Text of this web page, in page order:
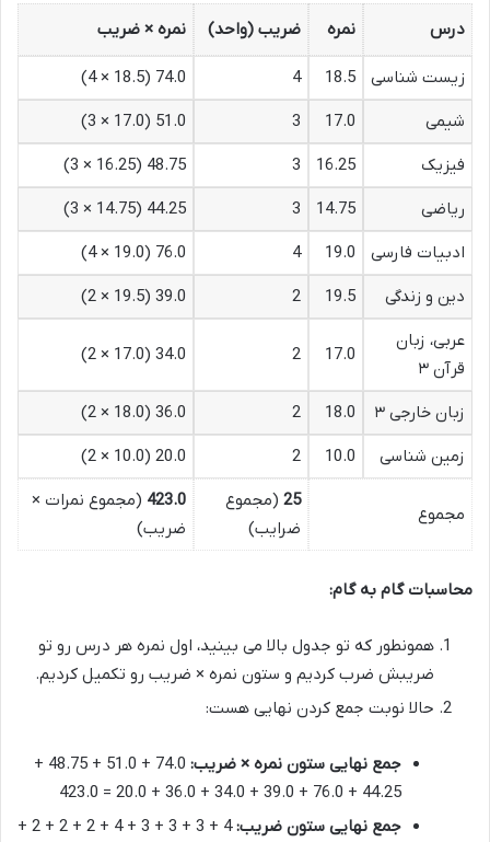
درس نمره ضریب (واحد) نمره × ضریب
زیست شناسی 18.5
4
74.0 (18.5 × 4)
شیمی
17.0
3
51.0 (17.0 × 3)
فیزیک
16.25
3
48.75 (16.25 × 3)
ریاضی
14.75
3
44.25 (14.75 × 3)
ادبیات فارسی
19.0
4
76.0 (19.0 × 4)
دین و زندگی
19.5
2
39.0 (19.5 × 2)
عربی، زبان
قرآن ۳
17.0
2
34.0 (17.0 × 2)
زبان خارجی ۳ 18.0
2
36.0 (18.0 × 2)
زمین شناسی
10.0
2
20.0 (10.0 × 2)
مجموع
25 (مجموع
ضرایب)
423.0 (مجموع نمرات ×
ضریب)
محاسبات گام به گام:
همونطور که تو جدول بالا می بینید، اول نمره هر درس رو تو
ضریبش ضرب کردیم و ستون نمره × ضریب رو تکمیل کردیم.
حالا نوبت جمع کردن نهایی هست:
جمع نهایی ستون نمره × ضریب:
74.0 + 51.0 + 48.75 +
44.25 + 76.0 + 39.0 + 34.0 + 36.0 + 20.0 = 423.0
جمع نهایی ستون ضریب:
4 + 3 + 3 + 3 + 4 + 2 + 2 + 2 +